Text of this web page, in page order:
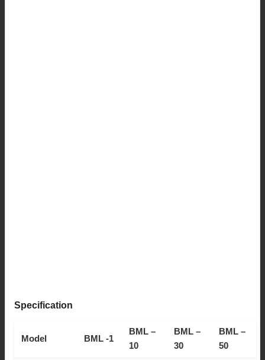
Specification
Model BML -1
BML –
10
BML –
30
BML –
50